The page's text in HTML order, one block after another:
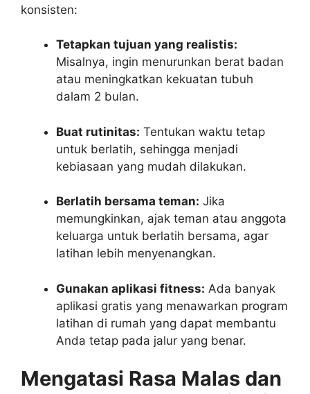
konsisten:
Tetapkan tujuan yang realistis:
Misalnya, ingin menurunkan berat badan
atau meningkatkan kekuatan tubuh
dalam 2 bulan.
Buat rutinitas: Tentukan waktu tetap
untuk berlatih, sehingga menjadi
kebiasaan yang mudah dilakukan.
Berlatih bersama teman: Jika
memungkinkan, ajak teman atau anggota
keluarga untuk berlatih bersama, agar
latihan lebih menyenangkan.
Gunakan aplikasi fitness: Ada banyak
aplikasi gratis yang menawarkan program
latihan di rumah yang dapat membantu
Anda tetap pada jalur yang benar.
Mengatasi Rasa Malas dan